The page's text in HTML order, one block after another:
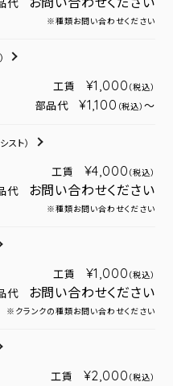
代
※種類お問い合わせください
工賃 ¥1,000 （税込）
部品代 ¥1,100 （税込） ～
スト）
工賃 ¥4,000 （税込）
代 お問い合わせください
※種類お問い合わせください
工賃 ¥1,000 （税込）
代 お問い合わせください
※クランクの種類お問い合わせください
工賃 ¥2,000 （税込）